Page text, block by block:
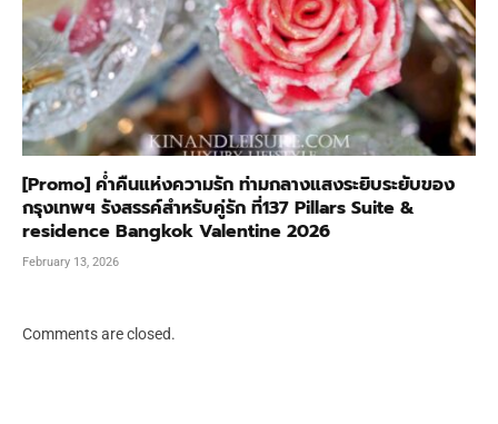
[Promo] ค่ำคืนแห่งความรัก ท่ามกลางแสงระยิบระยับของ
กรุงเทพฯ รังสรรค์สำหรับคู่รัก ที่137 Pillars Suite &
residence Bangkok Valentine 2026
February 13, 2026
Comments are closed.